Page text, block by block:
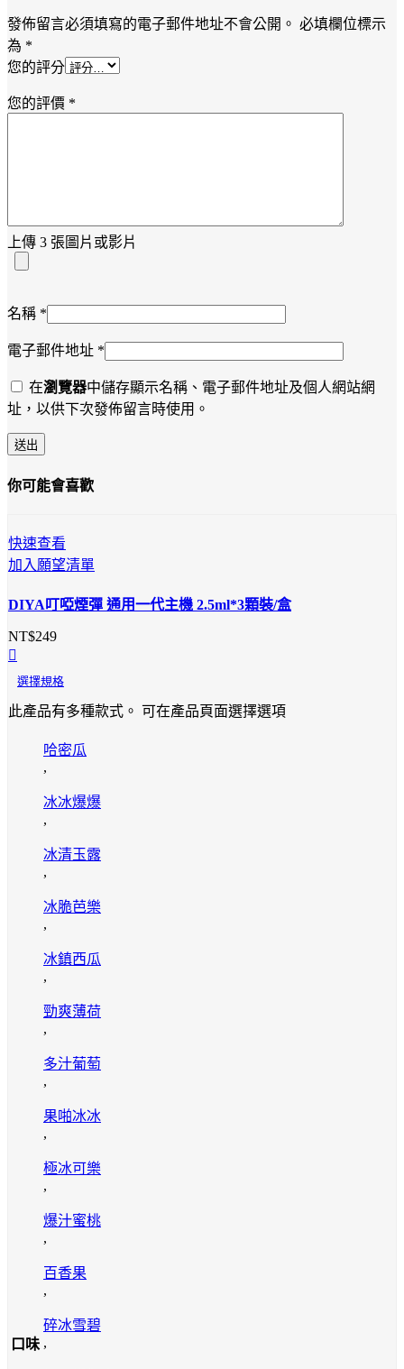
發佈留言必須填寫的電子郵件地址不會公開。 必填欄位標示
為 *
您的評分
您的評價 *
上傳 3 張圖片或影片
名稱 *
電子郵件地址 *
在瀏覽器中儲存顯示名稱、電子郵件地址及個人網站網
址，以供下次發佈留言時使用。
你可能會喜歡
快速查看
加入願望清單
DIYA叮啞煙彈 通用一代主機 2.5ml*3顆裝/盒
NT$249
選擇規格
此產品有多種款式。 可在產品頁面選擇選項
口味
哈密瓜
,
冰冰爆爆
,
冰清玉露
,
冰脆芭樂
,
冰鎮西瓜
,
勁爽薄荷
,
多汁葡萄
,
果啪冰冰
,
極冰可樂
,
爆汁蜜桃
,
百香果
,
碎冰雪碧
,